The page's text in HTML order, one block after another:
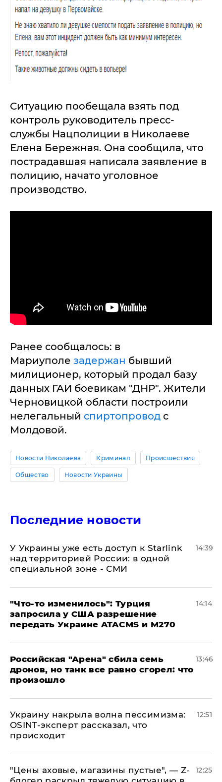
Ситуацию пообещала взять под
контроль руководитель пресс-
службы Нацполиции в Николаеве
Елена Бережная. Она сообщила, что
пострадавшая написала заявление в
полицию, начато уголовное
производство.
Ранее сообщалось: в
Мариуполе задержан бывший
милиционер, который продал базу
данных ГАИ боевикам "ДНР". Жители
Черновицкой области построили
нелегальный спиртопровод с
Молдовой.
Новости Николаева Криминал Происшествия
Общество Новости Украины
Последние новости
У Украины уже есть доступ к Starlink
над территорией России: в одной
специальной зоне - СМИ
14:39
​"Что-то изменилось": Турция
запросила у США разрешение
передать Украине ATACMS и M270
14:14
​Российская "Арена" сбила семь
дронов, но танк все равно сгорел: что
произошло
13:46
​Украину накрыла волна пессимизма:
OSINT-эксперт рассказал, что
происходит
12:51
​"Цены аховые, магазины пустые", — Z-
12:25